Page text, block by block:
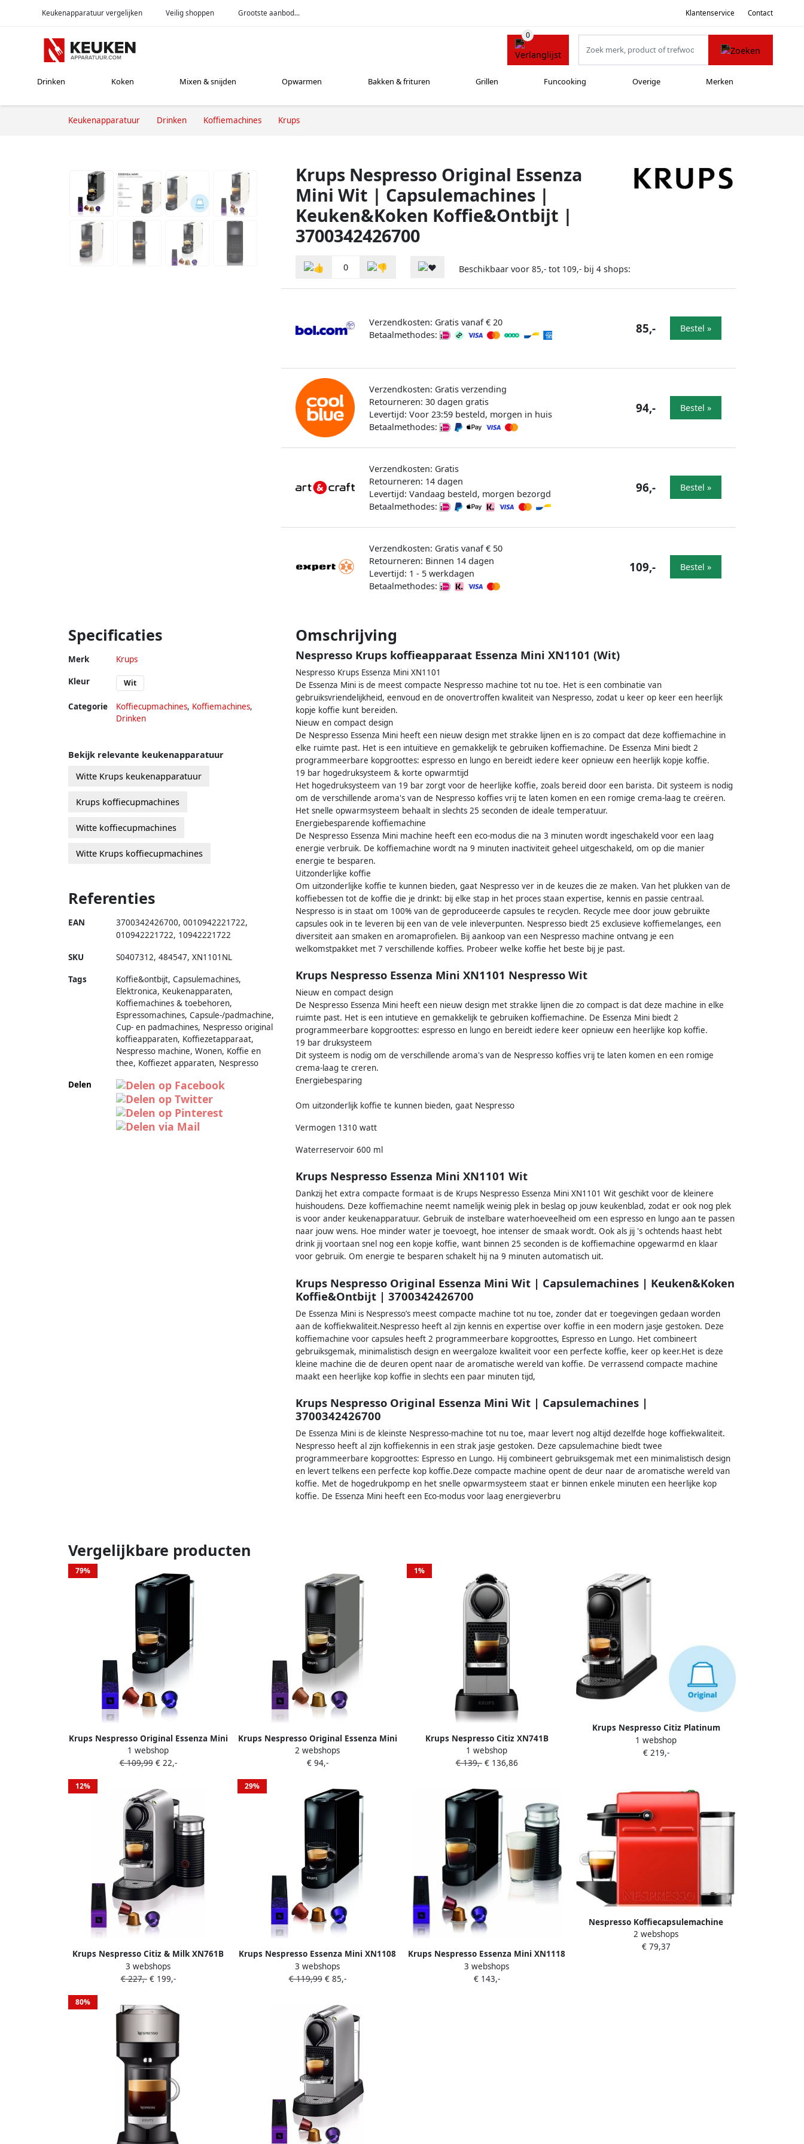
Keukenapparatuur vergelijken Veilig shoppen Grootste aanbod... Klantenservice Contact
Drinken Koken Mixen & snijden Opwarmen Bakken & frituren Grillen Funcooking Overige Merken
Keukenapparatuur Drinken Koffiemachines Krups
Krups Nespresso Original Essenza
Mini Wit | Capsulemachines |
Keuken&Koken Koffie&Ontbijt |
3700342426700
0 Beschikbaar voor 85,- tot 109,- bij 4 shops:
Verzendkosten: Gratis vanaf € 20
Betaalmethodes:
85,- Bestel »
Verzendkosten: Gratis verzending
Retourneren: 30 dagen gratis
Levertijd: Voor 23:59 besteld, morgen in huis
Betaalmethodes:
94,- Bestel »
Verzendkosten: Gratis
Retourneren: 14 dagen
Levertijd: Vandaag besteld, morgen bezorgd
Betaalmethodes:
96,- Bestel »
Verzendkosten: Gratis vanaf € 50
Retourneren: Binnen 14 dagen
Levertijd: 1 - 5 werkdagen
Betaalmethodes:
109,- Bestel »
Specificaties
Merk Krups
Kleur Wit
Categorie Koffiecupmachines, Koffiemachines,
Drinken
Omschrijving
Nespresso Krups koffieapparaat Essenza Mini XN1101 (Wit)
Nespresso Krups Essenza Mini XN1101
De Essenza Mini is de meest compacte Nespresso machine tot nu toe. Het is een combinatie van
gebruiksvriendelijkheid, eenvoud en de onovertroffen kwaliteit van Nespresso, zodat u keer op keer een heerlijk
kopje koffie kunt bereiden.
Nieuw en compact design
De Nespresso Essenza Mini heeft een nieuw design met strakke lijnen en is zo compact dat deze koffiemachine in
elke ruimte past. Het is een intuïtieve en gemakkelijk te gebruiken koffiemachine. De Essenza Mini biedt 2
programmeerbare kopgroottes: espresso en lungo en bereidt iedere keer opnieuw een heerlijk kopje koffie.
19 bar hogedruksysteem & korte opwarmtijd
Het hogedruksysteem van 19 bar zorgt voor de heerlijke koffie, zoals bereid door een barista. Dit systeem is nodig
om de verschillende aroma's van de Nespresso koffies vrij te laten komen en een romige crema-laag te creëren.
Het snelle opwarmsysteem behaalt in slechts 25 seconden de ideale temperatuur.
Energiebesparende koffiemachine
De Nespresso Essenza Mini machine heeft een eco-modus die na 3 minuten wordt ingeschakeld voor een laag
energie verbruik. De koffiemachine wordt na 9 minuten inactiviteit geheel uitgeschakeld, om op die manier
energie te besparen.
Uitzonderlijke koffie
Om uitzonderlijke koffie te kunnen bieden, gaat Nespresso ver in de keuzes die ze maken. Van het plukken van de
koffiebessen tot de koffie die je drinkt: bij elke stap in het proces staan expertise, kennis en passie centraal.
Nespresso is in staat om 100% van de geproduceerde capsules te recyclen. Recycle mee door jouw gebruikte
capsules ook in te leveren bij een van de vele inleverpunten. Nespresso biedt 25 exclusieve koffiemelanges, een
diversiteit aan smaken en aromaprofielen. Bij aankoop van een Nespresso machine ontvang je een
welkomstpakket met 7 verschillende koffies. Probeer welke koffie het beste bij je past.
Krups Nespresso Essenza Mini XN1101 Nespresso Wit
Nieuw en compact design
De Nespresso Essenza Mini heeft een nieuw design met strakke lijnen die zo compact is dat deze machine in elke
ruimte past. Het is een intutieve en gemakkelijk te gebruiken koffiemachine. De Essenza Mini biedt 2
programmeerbare kopgroottes: espresso en lungo en bereidt iedere keer opnieuw een heerlijke kop koffie.
19 bar druksysteem
Dit systeem is nodig om de verschillende aroma's van de Nespresso koffies vrij te laten komen en een romige
crema-laag te creren.
Energiebesparing
Om uitzonderlijk koffie te kunnen bieden, gaat Nespresso
Vermogen 1310 watt
Waterreservoir 600 ml
Krups Nespresso Essenza Mini XN1101 Wit
Dankzij het extra compacte formaat is de Krups Nespresso Essenza Mini XN1101 Wit geschikt voor de kleinere
huishoudens. Deze koffiemachine neemt namelijk weinig plek in beslag op jouw keukenblad, zodat er ook nog plek
is voor ander keukenapparatuur. Gebruik de instelbare waterhoeveelheid om een espresso en lungo aan te passen
naar jouw wens. Hoe minder water je toevoegt, hoe intenser de smaak wordt. Ook als jij 's ochtends haast hebt
drink jij voortaan snel nog een kopje koffie, want binnen 25 seconden is de koffiemachine opgewarmd en klaar
voor gebruik. Om energie te besparen schakelt hij na 9 minuten automatisch uit.
Krups Nespresso Original Essenza Mini Wit | Capsulemachines | Keuken&Koken
Koffie&Ontbijt | 3700342426700
De Essenza Mini is Nespresso’s meest compacte machine tot nu toe, zonder dat er toegevingen gedaan worden
aan de koffiekwaliteit.Nespresso heeft al zijn kennis en expertise over koffie in een modern jasje gestoken. Deze
koffiemachine voor capsules heeft 2 programmeerbare kopgroottes, Espresso en Lungo. Het combineert
gebruiksgemak, minimalistisch design en weergaloze kwaliteit voor een perfecte koffie, keer op keer.Het is deze
kleine machine die de deuren opent naar de aromatische wereld van koffie. De verrassend compacte machine
maakt een heerlijke kop koffie in slechts een paar minuten tijd,
Krups Nespresso Original Essenza Mini Wit | Capsulemachines |
3700342426700
De Essenza Mini is de kleinste Nespresso-machine tot nu toe, maar levert nog altijd dezelfde hoge koffiekwaliteit.
Nespresso heeft al zijn koffiekennis in een strak jasje gestoken. Deze capsulemachine biedt twee
programmeerbare kopgroottes: Espresso en Lungo. Hij combineert gebruiksgemak met een minimalistisch design
en levert telkens een perfecte kop koffie.Deze compacte machine opent de deur naar de aromatische wereld van
koffie. Met de hogedrukpomp en het snelle opwarmsysteem staat er binnen enkele minuten een heerlijke kop
koffie. De Essenza Mini heeft een Eco-modus voor laag energieverbru
Bekijk relevante keukenapparatuur
Witte Krups keukenapparatuur
Krups koffiecupmachines
Witte koffiecupmachines
Witte Krups koffiecupmachines
Referenties
EAN 3700342426700, 0010942221722,
010942221722, 10942221722
SKU S0407312, 484547, XN1101NL
Tags
Koffie&ontbijt, Capsulemachines,
Elektronica, Keukenapparaten,
Koffiemachines & toebehoren,
Espressomachines, Capsule-/padmachine,
Cup- en padmachines, Nespresso original
koffieapparaten, Koffiezetapparaat,
Nespresso machine, Wonen, Koffie en
thee, Koffiezet apparaten, Nespresso
Delen
Vergelijkbare producten
79%
Krups Nespresso Original Essenza Mini
Zwart | Capsulemachines |
3700342426717
1 webshop
€ 109,99€ 22,-
Krups Nespresso Original Essenza Mini
Grijs | Capsulemachines |
Keuken&Koken Koffie&Ontbijt |
2 webshops
€ 94,-
1%
Krups Nespresso Citiz XN741B
Koffiecupmachine Zilver Compact
Retro Design Voor Nespresso Cups
1 webshop
€ 139,-€ 136,86
Krups Nespresso Citiz Platinum
XN610D Koffiecupmachine RVS Elegant
Energiezuinig
1 webshop
€ 219,-
12%
Krups Nespresso Citiz & Milk XN761B
Koffiecupmachine Zilver Met
Melkopschuimer Compact Retro
3 webshops
€ 227,-€ 199,-
29%
Krups Nespresso Essenza Mini XN1108
Koffiecupmachine Zwart
3 webshops
€ 119,99€ 85,-
Krups Nespresso Essenza Mini XN1118
Koffiecupmachine Zwart Met
Melkopschuimer Compact Voor
3 webshops
€ 143,-
Nespresso Koffiecapsulemachine
XN1001 Inissia van Krups Inhoud
waterreservoir: 0 7 liter incl.
2 webshops
€ 79,37
80%